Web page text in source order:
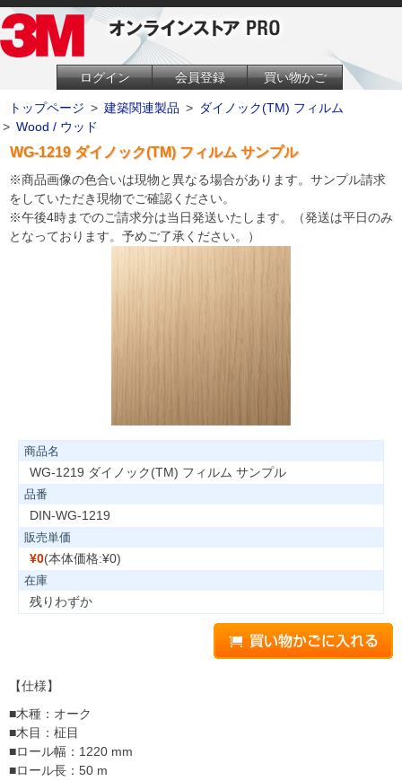
ログイン 会員登録 買い物かご
トップページ > 建築関連製品 > ダイノック(TM) フィルム
> Wood / ウッド
WG-1219 ダイノック(TM) フィルム サンプル
※商品画像の色合いは現物と異なる場合があります。サンプル請求
をしていただき現物でご確認ください。
※午後4時までのご請求分は当日発送いたします。（発送は平日のみ
となっております。予めご了承ください。）
商品名
WG-1219 ダイノック(TM) フィルム サンプル
品番
DIN-WG-1219
販売単価
¥0(本体価格:¥0)
在庫
残りわずか
【仕様】
■木種：オーク
■木目：柾目
■ロール幅：1220 mm
■ロール長：50 m